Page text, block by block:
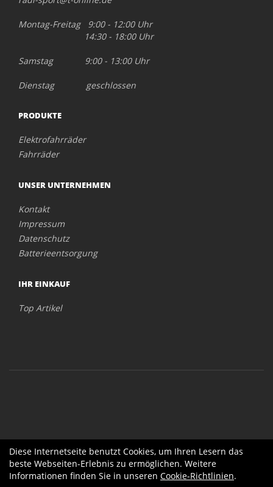
Montag-Freitag 9:00 - 12:00 Uhr
14:30 - 18:00 Uhr
Samstag 9:00 - 13:00 Uhr
Dienstag geschlossen
PRODUKTE
Elektrofahrräder
Fahrräder
UNSER UNTERNEHMEN
Kontakt
Impressum
Datenschutz
Batterieentsorgung
IHR EINKAUF
Top Artikel
Diese Internetseite benutzt Cookies, um Ihren Lesern das
beste Webseiten-Erlebnis zu ermöglichen. Weitere
Informationen finden Sie in unseren Cookie-Richtlinien.